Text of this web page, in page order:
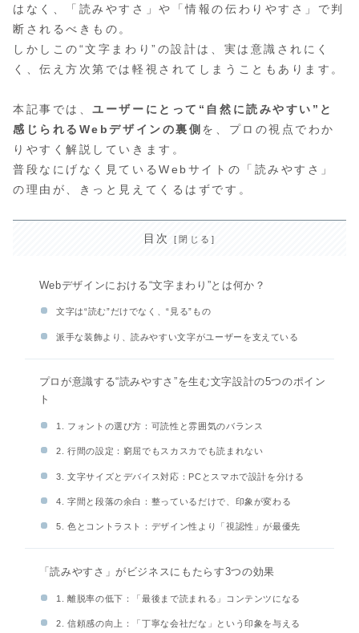
はなく、「読みやすさ」や「情報の伝わりやすさ」で判
断されるべきもの。
しかしこの“文字まわり”の設計は、実は意識されにく
く、伝え方次第では軽視されてしまうこともあります。
本記事では、ユーザーにとって“自然に読みやすい”と
感じられるWebデザインの裏側 を、プロの視点でわか
りやすく解説していきます。
普段なにげなく見ているWebサイトの「読みやすさ」
の理由が、きっと見えてくるはずです。
目次
Webデザインにおける“文字まわり”とは何か？
文字は“読む”だけでなく、“見る”もの
派手な装飾より、読みやすい文字がユーザーを支えている
プロが意識する“読みやすさ”を生む文字設計の5つのポイン
ト
1. フォントの選び方：可読性と雰囲気のバランス
2. 行間の設定：窮屈でもスカスカでも読まれない
3. 文字サイズとデバイス対応：PCとスマホで設計を分ける
4. 字間と段落の余白：整っているだけで、印象が変わる
5. 色とコントラスト：デザイン性より「視認性」が最優先
「読みやすさ」がビジネスにもたらす3つの効果
1. 離脱率の低下：「最後まで読まれる」コンテンツになる
2. 信頼感の向上：「丁寧な会社だな」という印象を与える